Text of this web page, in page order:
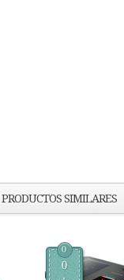
PRODUCTOS SIMILARES
0
0